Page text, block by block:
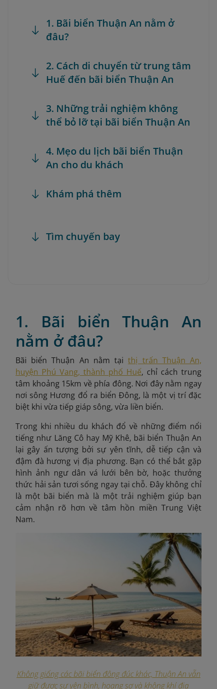
1. Bãi biển Thuận An nằm ở
đâu?
2. Cách di chuyển từ trung tâm
Huế đến bãi biển Thuận An
3. Những trải nghiệm không
thể bỏ lỡ tại bãi biển Thuận An
4. Mẹo du lịch bãi biển Thuận
An cho du khách
Khám phá thêm
Tìm chuyến bay
1. Bãi biển Thuận An
nằm ở đâu?
Bãi biển Thuận An nằm tạithị trấn Thuận An,
huyện Phú Vang, thành phố Huế, chỉ cách trung
tâm khoảng 15km về phía đông. Nơi đây nằm ngay
nơi sông Hương đổ ra biển Đông, là một vị trí đặc
biệt khi vừa tiếp giáp sông, vừa liền biển.
Trong khi nhiều du khách đổ về những điểm nổi
tiếng như Lăng Cô hay Mỹ Khê, bãi biển Thuận An
lại gây ấn tượng bởi sự yên tĩnh, dễ tiếp cận và
đậm đà hương vị địa phương. Bạn có thể bắt gặp
hình ảnh ngư dân vá lưới bên bờ, hoặc thưởng
thức hải sản tươi sống ngay tại chỗ. Đây không chỉ
là một bãi biển mà là một trải nghiệm giúp bạn
cảm nhận rõ hơn về tâm hồn miền Trung Việt
Nam.
Không giống các bãi biển đông đúc khác, Thuận An vẫn
giữ được sự yên bình, hoang sơ và không khí địa